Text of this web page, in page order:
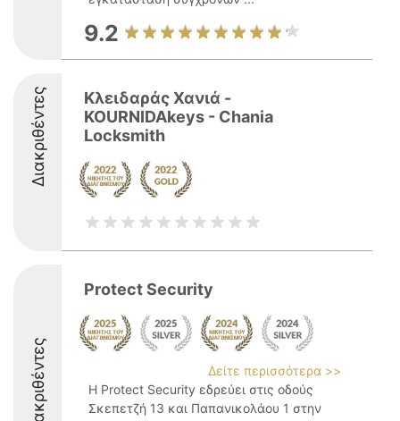
9.2
Διακριθέντες
Κλειδαράς Χανιά -
KOURNIDAkeys - Chania
Locksmith
Διακριθέντες
Protect Security
Δείτε περισσότερα >>
Η Protect Security εδρεύει στις οδούς
Σκεπετζή 13 και Παπανικολάου 1 στην